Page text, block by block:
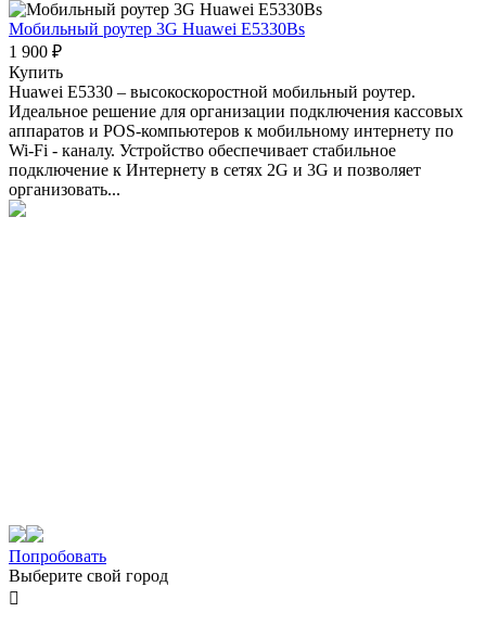
Мобильный роутер 3G Huawei E5330Bs
1 900 ₽
Купить
Huawei E5330 – высокоскоростной мобильный роутер.
Идеальное решение для организации подключения кассовых
аппаратов и POS-компьютеров к мобильному интернету по
Wi-Fi - каналу. Устройство обеспечивает стабильное
подключение к Интернету в сетях 2G и 3G и позволяет
организовать...
Попробовать
Выберите свой город
